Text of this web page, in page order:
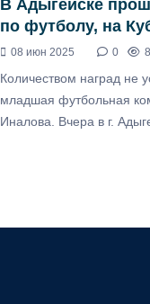
В Адыгейске
по футболу, на
08 июн 2025 0 8
Количеством наград не
младшая футбольная
Иналова. Вчера в г.